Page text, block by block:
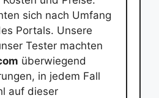
sich nach Umfang
Portals. Unsere
Tester machten
überwiegend
in jedem Fall
auf dieser